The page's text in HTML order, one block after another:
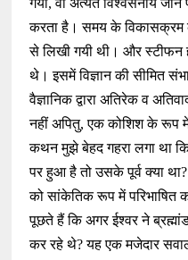
गया, वो अत्यंत विश्वसनीय
करता है। समय के विकासक्रम
से लिखी गयी थी। और
थे। इसमें विज्ञान की सीमित
वैज्ञानिक द्वारा अतिरेक व
नहीं अपितु, एक कोशिश के रूप
कथन मुझे बेहद गहरा लगा था
पर हुआ है तो उसके पूर्व क्या
को सांकेतिक रूप में परिभाषित
पूछते हैं कि अगर ईश्वर ने
कर रहे थे? यह एक मजेदार